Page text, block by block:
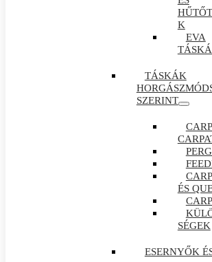
K
EVA
TÁSKÁK
SZERINT
CARP
ÉS
SÉGEK
ESERNYŐK